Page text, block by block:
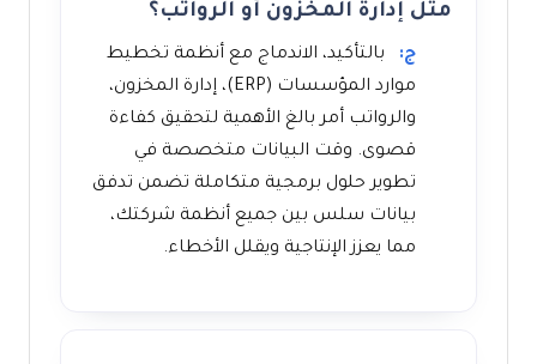
مثل إدارة المخزون أو الرواتب؟
ج:
بالتأكيد، الاندماج مع أنظمة تخطيط
موارد المؤسسات (ERP)، إدارة المخزون،
والرواتب أمر بالغ الأهمية لتحقيق كفاءة
قصوى. وقت البيانات متخصصة في
تطوير حلول برمجية متكاملة تضمن تدفق
بيانات سلس بين جميع أنظمة شركتك،
مما يعزز الإنتاجية ويقلل الأخطاء.